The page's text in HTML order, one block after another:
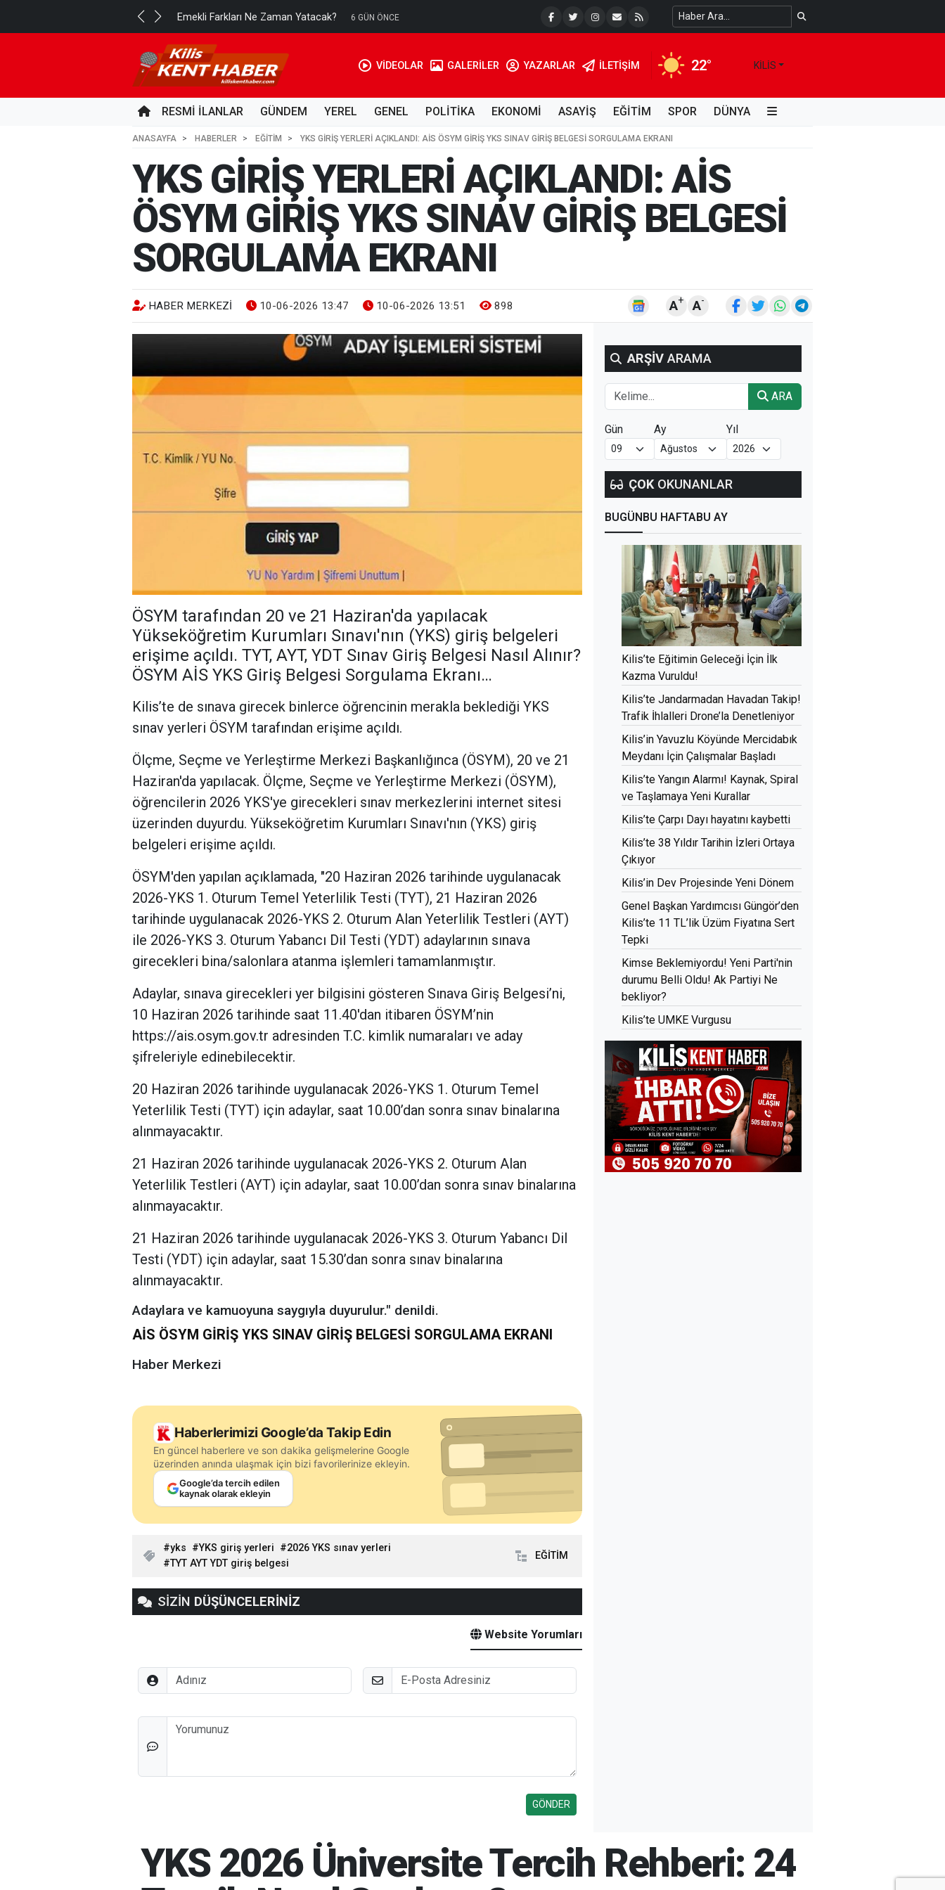
Emekli Farkları Ne Zaman Yatacak? 6 GÜN ÖNCE Su Kuyusu Temiz Suya Erişimde Kalıcı Bir Çözüm
VİDEOLAR GALERİLER YAZARLAR İLETIŞIM 22° KILIS
RESMİ İLANLAR GÜNDEM YEREL GENEL POLİTİKA EKONOMİ ASAYİŞ EĞİTİM SPOR DÜNYA
ANASAYFA HABERLER EĞİTİM YKS GİRİŞ YERLERİ AÇIKLANDI: AİS ÖSYM GİRİŞ YKS SINAV GİRİŞ BELGESİ SORGULAMA EKRANI
YKS GİRİŞ YERLERİ AÇIKLANDI: AİS
ÖSYM GİRİŞ YKS SINAV GİRİŞ BELGESİ
SORGULAMA EKRANI
HABER MERKEZI 10-06-2026 13:47 10-06-2026 13:51 898 A+ A-
ÖSYM tarafından 20 ve 21 Haziran'da yapılacak
Yükseköğretim Kurumları Sınavı'nın (YKS) giriş belgeleri
erişime açıldı. TYT, AYT, YDT Sınav Giriş Belgesi Nasıl Alınır?
ÖSYM AİS YKS Giriş Belgesi Sorgulama Ekranı…
Kilis’te de sınava girecek binlerce öğrencinin merakla beklediği YKS
sınav yerleri ÖSYM tarafından erişime açıldı.
Ölçme, Seçme ve Yerleştirme Merkezi Başkanlığınca (ÖSYM), 20 ve 21
Haziran'da yapılacak. Ölçme, Seçme ve Yerleştirme Merkezi (ÖSYM),
öğrencilerin 2026 YKS'ye girecekleri sınav merkezlerini internet sitesi
üzerinden duyurdu. Yükseköğretim Kurumları Sınavı'nın (YKS) giriş
belgeleri erişime açıldı.
ÖSYM'den yapılan açıklamada, "20 Haziran 2026 tarihinde uygulanacak
2026-YKS 1. Oturum Temel Yeterlilik Testi (TYT), 21 Haziran 2026
tarihinde uygulanacak 2026-YKS 2. Oturum Alan Yeterlilik Testleri (AYT)
ile 2026-YKS 3. Oturum Yabancı Dil Testi (YDT) adaylarının sınava
girecekleri bina/salonlara atanma işlemleri tamamlanmıştır.
Adaylar, sınava girecekleri yer bilgisini gösteren Sınava Giriş Belgesi’ni,
10 Haziran 2026 tarihinde saat 11.40'dan itibaren ÖSYM’nin
https://ais.osym.gov.tr adresinden T.C. kimlik numaraları ve aday
şifreleriyle edinebilecektir.
20 Haziran 2026 tarihinde uygulanacak 2026-YKS 1. Oturum Temel
Yeterlilik Testi (TYT) için adaylar, saat 10.00’dan sonra sınav binalarına
alınmayacaktır.
21 Haziran 2026 tarihinde uygulanacak 2026-YKS 2. Oturum Alan
Yeterlilik Testleri (AYT) için adaylar, saat 10.00’dan sonra sınav binalarına
alınmayacaktır.
21 Haziran 2026 tarihinde uygulanacak 2026-YKS 3. Oturum Yabancı Dil
Testi (YDT) için adaylar, saat 15.30’dan sonra sınav binalarına
alınmayacaktır.
Adaylara ve kamuoyuna saygıyla duyurulur." denildi.
AİS ÖSYM GİRİŞ YKS SINAV GİRİŞ BELGESİ SORGULAMA EKRANI
Haber Merkezi
Haberlerimizi Google’da Takip Edin
En güncel haberlere ve son dakika gelişmelerine Google
üzerinden anında ulaşmak için bizi favorilerinize ekleyin.
Google’da tercih edilen
kaynak olarak ekleyin
yks YKS giriş yerleri
2026 YKS sınav yerleri
TYT AYT YDT giriş belgesi
EĞİTİM
SİZİN DÜŞÜNCELERİNİZ
Website Yorumları
Adınız E-Posta
Düşünceleriniz
ARŞİV ARAMA
ARA
Gün Ay Yıl
ÇOK OKUNANLAR
BUGÜNBU HAFTABU AY
Kilis’te Eğitimin Geleceği İçin İlk
Kazma Vuruldu!
Kilis’te Jandarmadan Havadan Takip!
Trafik İhlalleri Drone’la Denetleniyor
Kilis’in Yavuzlu Köyünde Mercidabık
Meydanı İçin Çalışmalar Başladı
Kilis’te Yangın Alarmı! Kaynak, Spiral
ve Taşlamaya Yeni Kurallar
Kilis’te Çarpı Dayı hayatını kaybetti
Kilis’te 38 Yıldır Tarihin İzleri Ortaya
Çıkıyor
Kilis’in Dev Projesinde Yeni Dönem
Genel Başkan Yardımcısı Güngör’den
Kilis’te 11 TL’lik Üzüm Fiyatına Sert
Tepki
Kimse Beklemiyordu! Yeni Parti'nin
durumu Belli Oldu! Ak Partiyi Ne
bekliyor?
Kilis’te UMKE Vurgusu
YKS 2026 Üniversite Tercih Rehberi: 24